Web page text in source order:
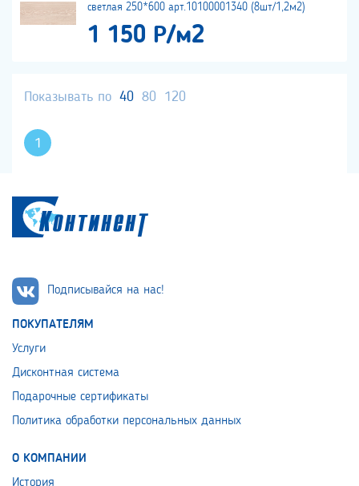
светлая 250*600 арт.10100001340 (8шт/1,2м2)
1 150 Р/м2
Показывать по 40 80 120
1
Подписывайся на нас!
ПОКУПАТЕЛЯМ
Услуги
Дисконтная система
Подарочные сертификаты
Политика обработки персональных данных
О КОМПАНИИ
История